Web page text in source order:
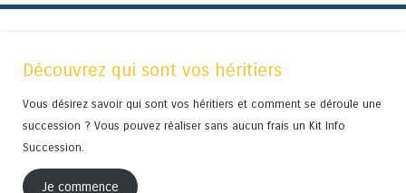
Découvrez qui sont vos héritiers
Vous désirez savoir qui sont vos héritiers et comment se déroule une
succession ? Vous pouvez réaliser sans aucun frais un Kit Info
Succession.
Je commence